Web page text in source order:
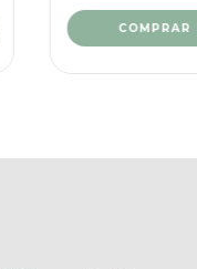
COMPRAR